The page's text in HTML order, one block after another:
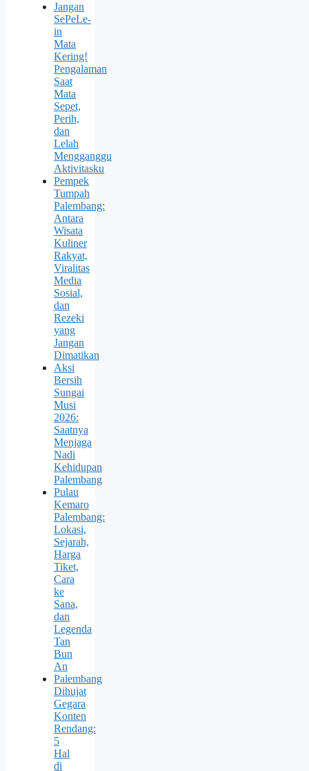
Jangan
SePeLe-
in
Mata
Kering!
Pengalaman
Saat
Mata
Sepet,
Perih,
dan
Lelah
Mengganggu
Aktivitasku
Pempek
Tumpah
Palembang:
Antara
Wisata
Kuliner
Rakyat,
Viralitas
Media
Sosial,
dan
Rezeki
yang
Jangan
Dimatikan
Aksi
Bersih
Sungai
Musi
2026:
Saatnya
Menjaga
Nadi
Kehidupan
Palembang
Pulau
Kemaro
Palembang:
Lokasi,
Sejarah,
Harga
Tiket,
Cara
ke
Sana,
dan
Legenda
Tan
Bun
An
Palembang
Dihujat
Gegara
Konten
Rendang:
5
Hal
di